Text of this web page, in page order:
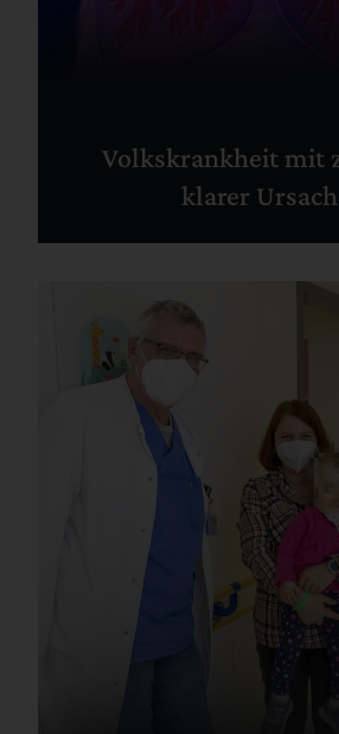
Volkskrankheit mit
klarer